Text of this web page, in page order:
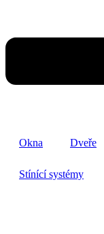
Okna Dveře
Stínící systémy